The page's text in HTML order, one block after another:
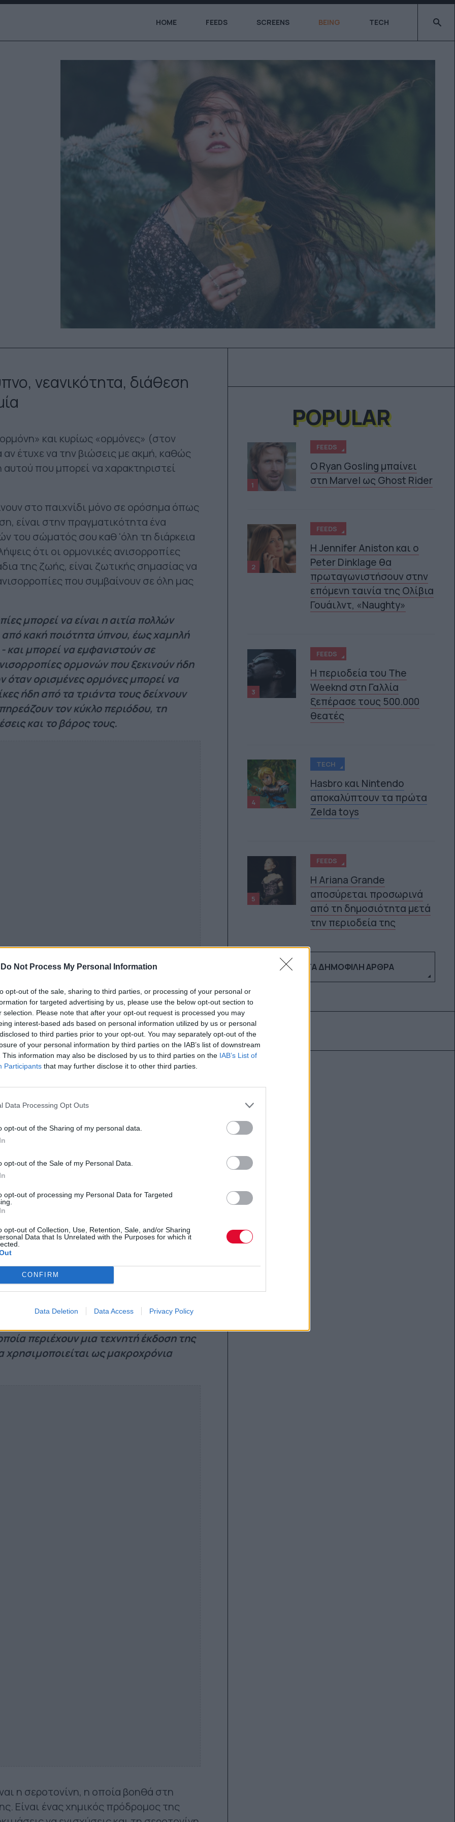
Do Not Process My Personal Information
opt-out of the sale, sharing to third parties, or processing of your personal or
for targeted advertising by us, please use the below opt-out section to
selection. Please note that after your opt-out request is processed you may
interest-based ads based on personal information utilized by us or personal
to third parties prior to your opt-out. You may separately opt-out of the
of your personal information by third parties on the IAB’s list of downstream
This information may also be disclosed by us to third parties on the IAB’s List of
Participants that may further disclose it to other third parties.
Data Processing Opt Outs
opt-out of the Sharing of my personal data.
opt-out of the Sale of my Personal Data.
opt-out of processing my Personal Data for Targeted
opt-out of Collection, Use, Retention, Sale, and/or Sharing
Data that Is Unrelated with the Purposes for which it
CONFIRM
Data Deletion Data Access Privacy Policy
HOME FEEDS SCREENS BEING TECH Type
νεανικότητα, διάθεση
και κυρίως «ορμόνες» (στον
έτυχε να την βιώσεις με ακμή, καθώς
που μπορεί να χαρακτηριστεί
στο παιχνίδι μόνο σε ορόσημα όπως
είναι στην πραγματικότητα ένα
του σώματός σου καθ 'όλη τη διάρκεια
ότι οι ορμονικές ανισορροπίες
της ζωής, είναι ζωτικής σημασίας να
που συμβαίνουν σε όλη μας
μπορεί να είναι η αιτία πολλών
κακή ποιότητα ύπνου, έως χαμηλή
και μπορεί να εμφανιστούν σε
ορμονών που ξεκινούν ήδη
όταν ορισμένες ορμόνες μπορεί να
ήδη από τα τριάντα τους δείχνουν
τον κύκλο περιόδου, τη
και το βάρος τους.
να ρίξειςφως στο τι μπορεί να
αντιμετωπίζεις τρόπους βελτίωσης
για έναν καλό ύπνο. Παράγεται
φωτός, γι’ αυτό νιώθεις υπνηλία τα
Ωστόσο, η υπερβολική έκθεση σε
αυτήν την απόκριση ορμονών και
ποιότητας.Εκτός από την αποφυγή του
το κρεβάτι, μπορείς επίσης να
περιέχουν μια τεχνητή έκδοση της
ως μακροχρόνια
η σεροτονίνη, η οποία βοηθά στη
Είναι ένας χημικός πρόδρομος της
POPULAR
1
FEEDS
Ο Ryan Gosling μπαίνει
στη Marvel ως Ghost Rider
2
FEEDS
Η Jennifer Aniston και ο
Peter Dinklage θα
πρωταγωνιστήσουν στην
επόμενη ταινία της Ολίβια
Γουάιλντ, «Naughty»
3
FEEDS
Η περιοδεία του The
Weeknd στη Γαλλία
ξεπέρασε τους 500.000
θεατές
4
TECH
Hasbro και Nintendo
αποκαλύπτουν τα πρώτα
Zelda toys
5
FEEDS
Η Ariana Grande
αποσύρεται προσωρινά
από τη δημοσιότητα μετά
την περιοδεία της
ΔΕΣ ΤΑ ΔΗΜΟΦΙΛΉ ΆΡΘΡΑ